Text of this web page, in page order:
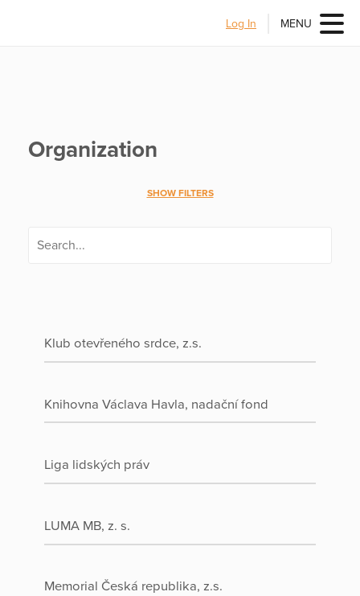
Log In MENU
Organization
SHOW FILTERS
Klub otevřeného srdce, z.s.
Knihovna Václava Havla, nadační fond
Liga lidských práv
LUMA MB, z. s.
Memorial Česká republika, z.s.